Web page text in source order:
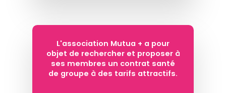
L'association Mutua + a pour
objet de rechercher et proposer à
ses membres un contrat santé
de groupe à des tarifs attractifs.